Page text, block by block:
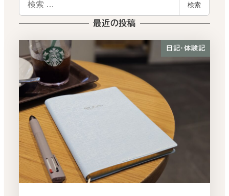
索
検索
最近の投稿
日記・体験記